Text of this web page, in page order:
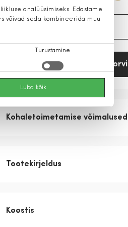
analüüsimiseks. Edastame
võivad seda kombineerida muu
Turustamine
Luba kõik
Lisa ostukorvi
Kohaletoimetamise võimalused
Tootekirjeldus
Koostis